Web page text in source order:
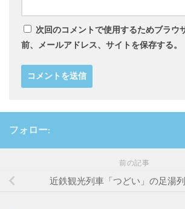
次回のコメントで使用するためブラウ
前、メールアドレス、サイトを保存する。
フォロー:
前の記事
近鉄観光列車「つどい」の足湯